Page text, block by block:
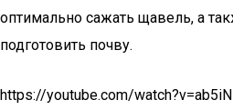
оптимально сажать щавель, а
подготовить почву.
https://youtube.com/